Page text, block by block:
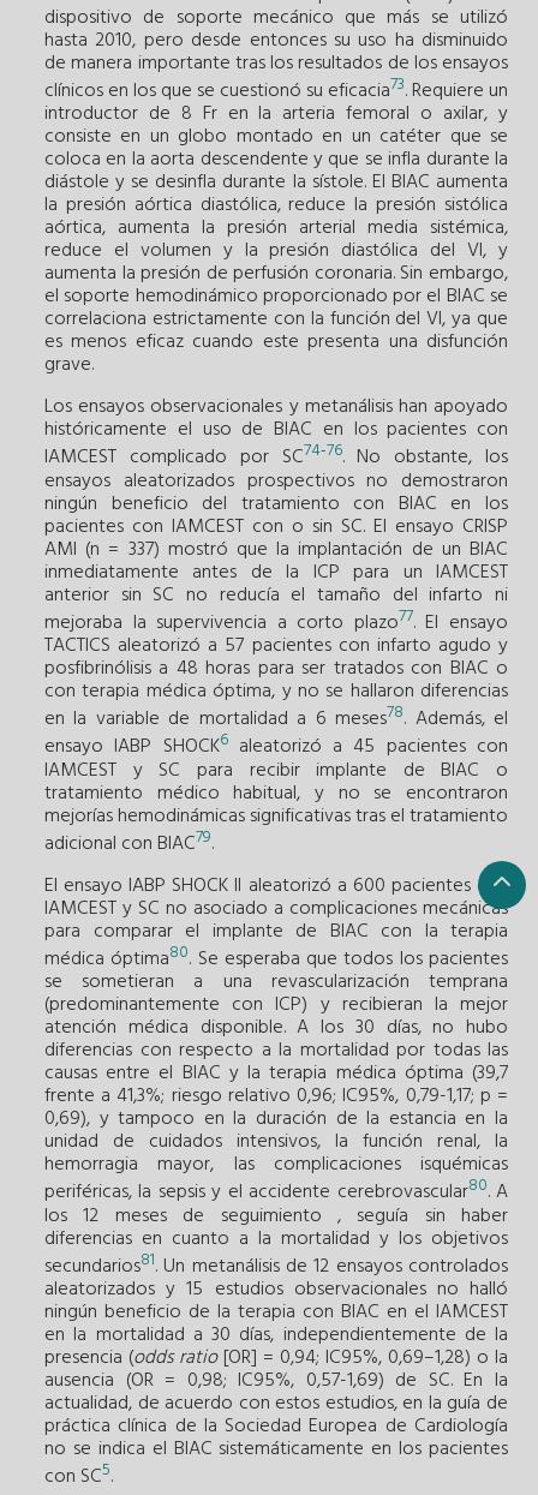
dispositivo de soporte mecánico que más se utilizó
hasta 2010, pero desde entonces su uso ha disminuido
de manera importante tras los resultados de los ensayos
clínicos en los que se cuestionó su eficacia73. Requiere un
introductor de 8 Fr en la arteria femoral o axilar, y
consiste en un globo montado en un catéter que se
coloca en la aorta descendente y que se infla durante la
diástole y se desinfla durante la sístole. El BIAC aumenta
la presión aórtica diastólica, reduce la presión sistólica
aórtica, aumenta la presión arterial media sistémica,
reduce el volumen y la presión diastólica del VI, y
aumenta la presión de perfusión coronaria. Sin embargo,
el soporte hemodinámico proporcionado por el BIAC se
correlaciona estrictamente con la función del VI, ya que
es menos eficaz cuando este presenta una disfunción
grave.
Los ensayos observacionales y metanálisis han apoyado
históricamente el uso de BIAC en los pacientes con
IAMCEST complicado por SC74-76. No obstante, los
ensayos aleatorizados prospectivos no demostraron
ningún beneficio del tratamiento con BIAC en los
pacientes con IAMCEST con o sin SC. El ensayo CRISP
AMI (n = 337) mostró que la implantación de un BIAC
inmediatamente antes de la ICP para un IAMCEST
anterior sin SC no reducía el tamaño del infarto ni
mejoraba la supervivencia a corto plazo77. El ensayo
TACTICS aleatorizó a 57 pacientes con infarto agudo y
posfibrinólisis a 48 horas para ser tratados con BIAC o
con terapia médica óptima, y no se hallaron diferencias
en la variable de mortalidad a 6 meses78. Además, el
ensayo IABP SHOCK6aleatorizó a 45 pacientes con
IAMCEST y SC para recibir implante de BIAC o
tratamiento médico habitual, y no se encontraron
mejorías hemodinámicas significativas tras el tratamiento
adicional con BIAC79.
El ensayo IABP SHOCK II aleatorizó a 600 pacientes con
IAMCEST y SC no asociado a complicaciones mecánicas
para comparar el implante de BIAC con la terapia
médica óptima80. Se esperaba que todos los pacientes
se sometieran a una revascularización temprana
(predominantemente con ICP) y recibieran la mejor
atención médica disponible. A los 30 días, no hubo
diferencias con respecto a la mortalidad por todas las
causas entre el BIAC y la terapia médica óptima (39,7
frente a 41,3%; riesgo relativo 0,96; IC95%, 0,79-1,17; p =
0,69), y tampoco en la duración de la estancia en la
unidad de cuidados intensivos, la función renal, la
hemorragia mayor, las complicaciones isquémicas
periféricas, la sepsis y el accidente cerebrovascular80. A
los 12 meses de seguimiento , seguía sin haber
diferencias en cuanto a la mortalidad y los objetivos
secundarios81. Un metanálisis de 12 ensayos controlados
aleatorizados y 15 estudios observacionales no halló
ningún beneficio de la terapia con BIAC en el IAMCEST
en la mortalidad a 30 días, independientemente de la
presencia (odds ratio[OR] = 0,94; IC95%, 0,69–1,28) o la
ausencia (OR = 0,98; IC95%, 0,57-1,69) de SC. En la
actualidad, de acuerdo con estos estudios, en la guía de
práctica clínica de la Sociedad Europea de Cardiología
no se indica el BIAC sistemáticamente en los pacientes
con SC5.